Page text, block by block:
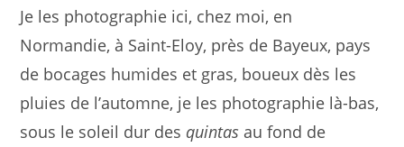
Je les photographie ici, chez moi, en
Normandie, à Saint-Eloy, près de Bayeux, pays
de bocages humides et gras, boueux dès les
pluies de l’automne, je les photographie là-bas,
sous le soleil dur des quintas au fond de